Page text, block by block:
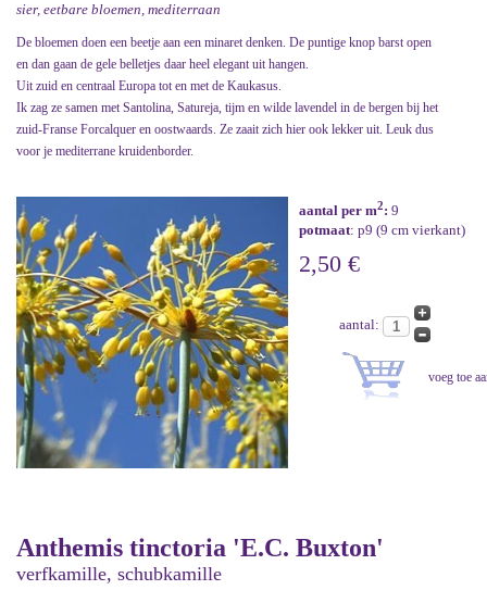
sier, eetbare bloemen, mediterraan
De bloemen doen een beetje aan een minaret denken. De puntige knop barst open
en dan gaan de gele belletjes daar heel elegant uit hangen.
Uit zuid en centraal Europa tot en met de Kaukasus.
Ik zag ze samen met Santolina, Satureja, tijm en wilde lavendel in de bergen bij het
zuid-Franse Forcalquer en oostwaards. Ze zaait zich hier ook lekker uit. Leuk dus
voor je mediterrane kruidenborder.
aantal per m2: 9
potmaat: p9 (9 cm vierkant)
2,50 €
aantal:
Anthemis tinctoria 'E.C. Buxton'
verfkamille, schubkamille